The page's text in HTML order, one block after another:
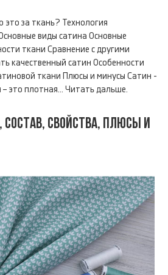
за ткань? Технология
виды сатина Основные
ткани Сравнение с другими
качественный сатин Особенности
ткани Плюсы и минусы Сатин -
это плотная... Читать дальше.
СОСТАВ, СВОЙСТВА, ПЛЮСЫ И